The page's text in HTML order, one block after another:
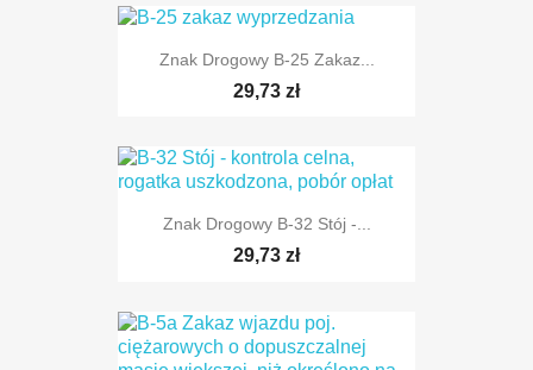
Znak Drogowy B-25 Zakaz...
29,73 zł
Znak Drogowy B-32 Stój -...
29,73 zł